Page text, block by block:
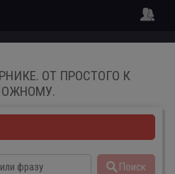
ОТ ПРОСТОГО К
Поиск